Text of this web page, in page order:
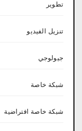
تطوير
تنزيل الفيديو
جيولوجي
شبكة خاصة
شبكة خاصة افتراضية